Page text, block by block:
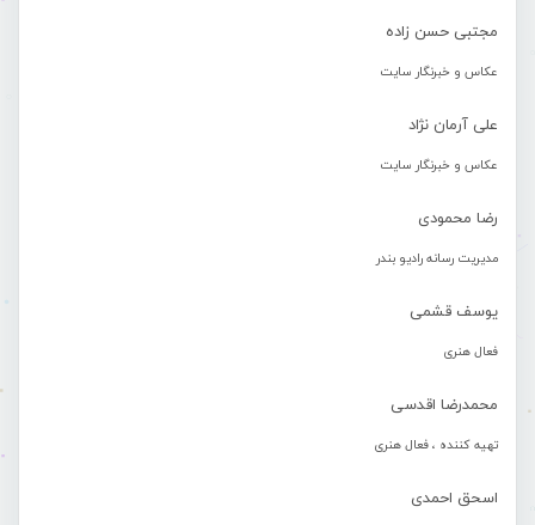
مجتبی حسن زاده
عکاس و خبرنگار سایت
علی آرمان نژاد
عکاس و خبرنگار سایت
رضا محمودی
مدیریت رسانه رادیو بندر
یوسف قشمی
فعال هنری
محمدرضا اقدسی
تهیه کننده ، فعال هنری
اسحق احمدی